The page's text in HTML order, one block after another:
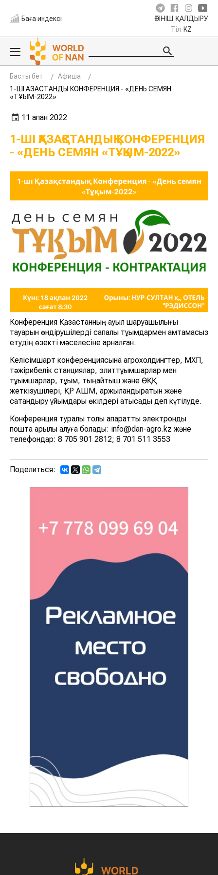
Баға индексі ӨТІНІШ ҚАЛДЫРУ
Тіл KZ
Басты бет
Афиша
1-ШІ ҚАЗАҚСТАНДЫҚ КОНФЕРЕНЦИЯ - «ДЕНЬ СЕМЯН
«ТҰҚЫМ-2022»
11 ақпан 2022
1-ШІ ҚАЗАҚСТАНДЫҚ КОНФЕРЕНЦИЯ
- «ДЕНЬ СЕМЯН «ТҰҚЫМ-2022»
Конференция Қазақстанның ауыл шаруашылығы
тауарын өндірушілерді сапалы тұқымдармен қамтамасыз
етудің өзекті мәселесіне арналған.
Келісімшарт конференциясына агрохолдингтер, МХП,
тәжірибелік станциялар, элиттұқымшарлар мен
тұқымшарлар, тұқым, тыңайтқыш және ӨҚҚ
жеткізушілері, ҚР АШМ, қаржыландыратын және
сақтандыру ұйымдары өкілдері қатысады деп күтілуде.
Конференция туралы толық ақпаратты электрондық
пошта арқылы алуға болады: info@dan-agro.kz және
телефондар: 8 705 901 2812; 8 701 511 3553
Поделиться: